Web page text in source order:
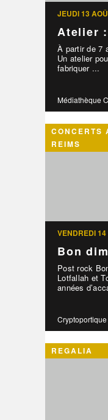
JEUDI 13
Atelier
À partir de 7
Un atelier
fabriquer ...
Médiathèque
CONCERTS
REIMS
VENDREDI
Bon
Post rock
Lotfallah et
années
Cryptoportique
REGALIA